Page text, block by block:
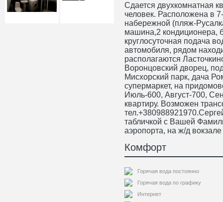
Сдается двухкомнатная
человек. Расположена в
набережной (пляж-
машина,2 кондиционера,
круглосуточная подача
автомобиля, рядом
располагаются
Воронцовский дворец,
Мисхорский парк, дача
супермаркет, на
Июль-600, Август-700,
квартиру. Возможен
табличкой с Вашей
аэропорта, на ж/д
Комфорт
Горячая вода постоянно
Горячая вода по графику
Интернет